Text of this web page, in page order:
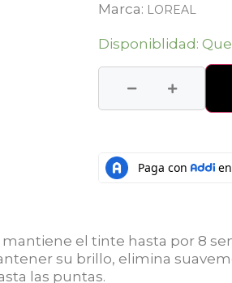
Marca: LOREAL
Disponiblidad:
el tinte hasta por 8
su brillo, elimina
las puntas.